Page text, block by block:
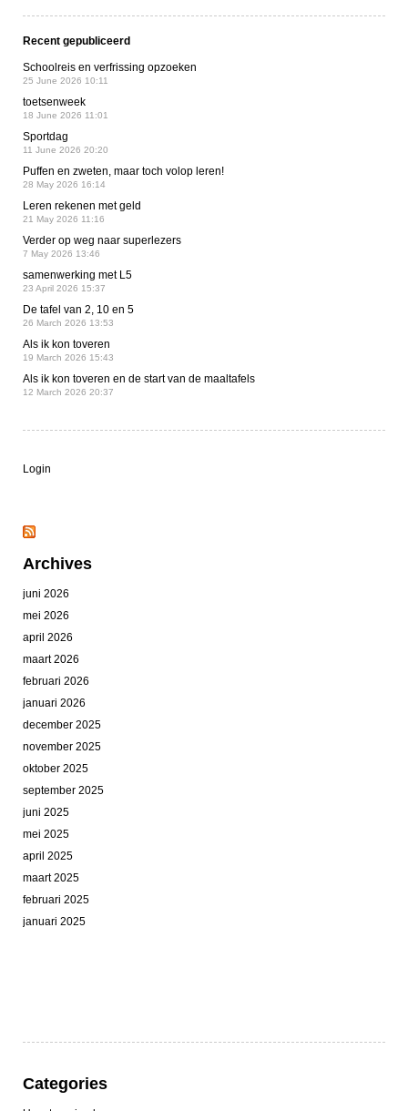
Recent gepubliceerd
Schoolreis en verfrissing opzoeken
25 June 2026 10:11
toetsenweek
18 June 2026 11:01
Sportdag
11 June 2026 20:20
Puffen en zweten, maar toch volop leren!
28 May 2026 16:14
Leren rekenen met geld
21 May 2026 11:16
Verder op weg naar superlezers
7 May 2026 13:46
samenwerking met L5
23 April 2026 15:37
De tafel van 2, 10 en 5
26 March 2026 13:53
Als ik kon toveren
19 March 2026 15:43
Als ik kon toveren en de start van de maaltafels
12 March 2026 20:37
Login
Archives
juni 2026
mei 2026
april 2026
maart 2026
februari 2026
januari 2026
december 2025
november 2025
oktober 2025
september 2025
juni 2025
mei 2025
april 2025
maart 2025
februari 2025
januari 2025
Categories